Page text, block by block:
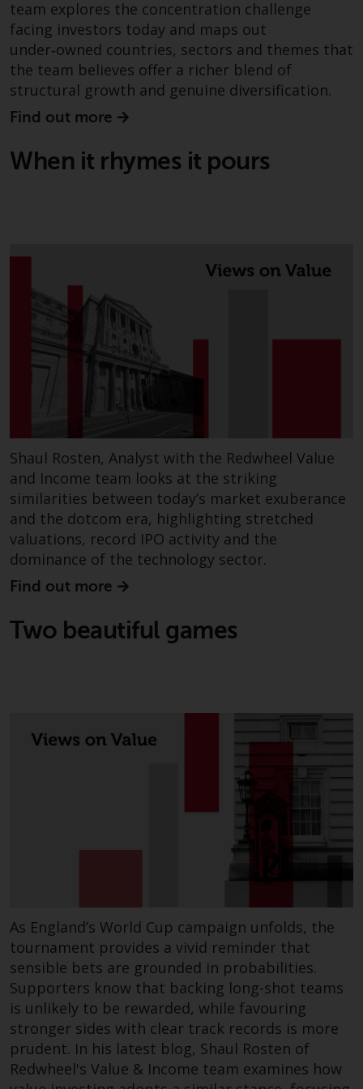
Anlegers.
Bestimmte Personen haben
möglicherweise Zugang zu
Informationen über Redwheel
Funds, eine
„Société d’Investissement à
Capital Variable“ nach
werden nur durch den aktuellen
Verkaufsprospekt angeboten. Der
Verkaufsprospekt enthält
vollständigere Informationen
über die Teilfonds, einschließlich
der Anlageziele, Gebühren und
Ausgaben. Der Verkaufsprospekt
und andere Informationen zu den
absichtlich an Personen in
Ländern verteilt, in denen eine
solche Verteilung gegen lokale
Gesetze oder Vorschriften
verstoßen würde.
USA
privaten oder registrierten
Fonds, die über Redwheel
Zu den Fonds im US-Bereich der
Website gehören Produkte, die
gemäß dem Investment Company
Act von 1940 („40 Act Funds“)
registriert sind. Die 40 Act Funds
Nicht-US-Personen kann es
gestattet werden in einen 40-Act-
Fonds zu investieren,
vorbehaltlich der Erfüllung einer
erhöhten Sorgfaltspflicht.
Um festzustellen, ob ein 40-Act-
Fonds eine geeignete Anlage für
team explores the concentration challenge
facing investors today and maps out
under‑owned countries, sectors and themes that
the team believes offer a richer blend of
structural growth and genuine diversification.
Find out more
When it rhymes it pours
Shaul Rosten, Analyst with the Redwheel Value
and Income team looks at the striking
similarities between today’s market exuberance
and the dotcom era, highlighting stretched
valuations, record IPO activity and the
dominance of the technology sector.
Find out more
Two beautiful games
As England’s World Cup campaign unfolds, the
tournament provides a vivid reminder that
sensible bets are grounded in probabilities.
Supporters know that backing long-shot teams
is unlikely to be rewarded, while favouring
stronger sides with clear track records is more
prudent. In his latest blog, Shaul Rosten of
Redwheel's Value & Income team examines how